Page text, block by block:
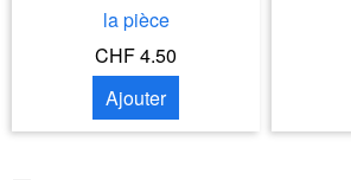
la pièce
CHF 4.50
Ajouter